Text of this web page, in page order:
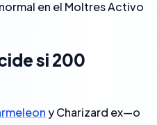
en el Moltres Activo
si 200
y Charizard ex—o